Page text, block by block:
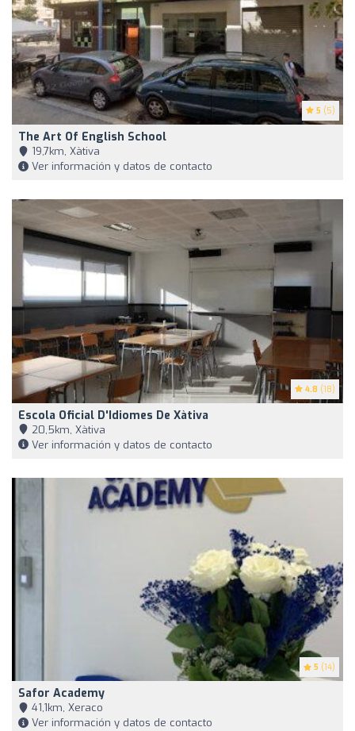
5 (5)
The Art Of English School
19,7km, Xàtiva
Ver información y datos de contacto
4.8 (18)
Escola Oficial D'Idiomes De Xàtiva
20,5km, Xàtiva
Ver información y datos de contacto
5 (14)
Safor Academy
41,1km, Xeraco
Ver información y datos de contacto